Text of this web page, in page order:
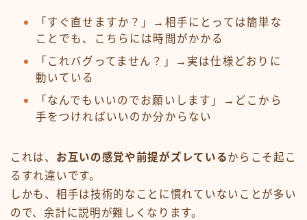
「すぐ直せますか？」→相手にとっては簡単な
ことでも、こちらには時間がかかる
「これバグってません？」→実は仕様どおりに
動いている
「なんでもいいのでお願いします」→どこから
手をつければいいのか分からない
これは、 お互いの感覚や前提がズレているからこそ起こ
るすれ違いです。
しかも、相手は技術的なことに慣れていないことが多い
ので、余計に説明が難しくなります。